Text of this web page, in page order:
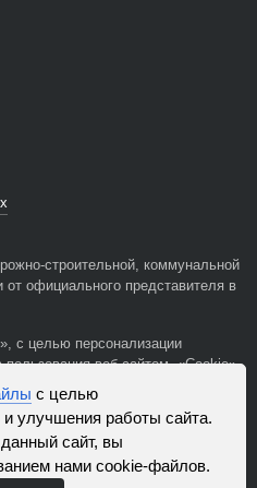
строительной, коммунальной
от официального представителя в
с целью персонализации
веб-сайтом. «Cookie»
файлы, содержащие информацию
Если вы не хотите
настройки браузера.
2020
с целью
улучшения работы сайта.
сайт, вы
нами cookie-файлов.